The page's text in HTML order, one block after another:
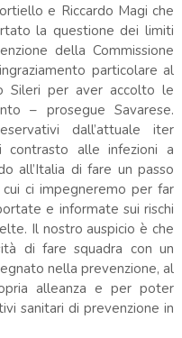
e Riccardo Magi che
la questione dei limiti
della Commissione
particolare al
Sileri per aver accolto le
– prosegue Savarese.
dall’attuale iter
contrasto alle infezioni a
all’Italia di fare un passo
ci impegneremo per far
e informate sui rischi
Il nostro auspicio è che
di fare squadra con un
nella prevenzione, al
alleanza e per poter
sanitari di prevenzione in